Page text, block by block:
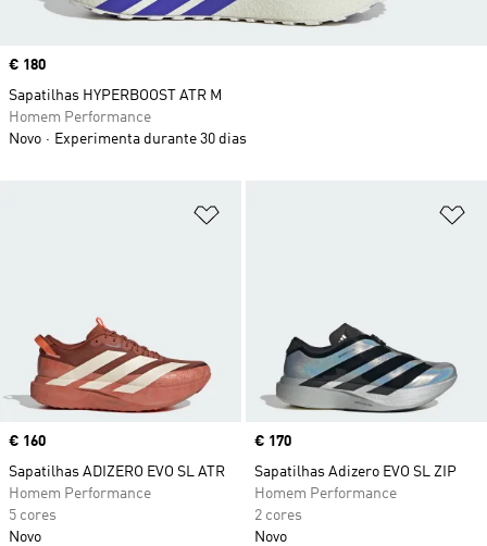
Price
€ 160
Sapatilhas ADIZERO EVO SL ATR
Homem Performance
5 cores
Novo
Price
€ 170
Sapatilhas Adizero EVO SL ZIP
Homem Performance
2 cores
Novo
Price
€ 180
Sapatilhas HYPERBOOST ATR M
Homem Performance
Novo
Experimenta durante 30 dias